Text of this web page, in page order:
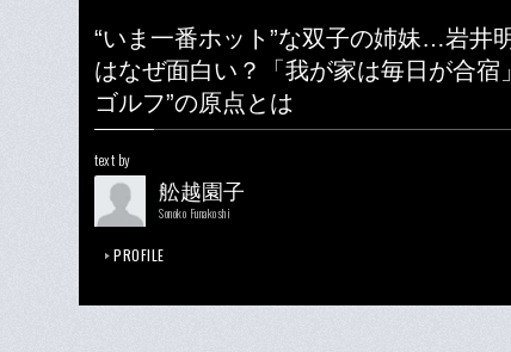
“いま一番ホット”な双子の姉妹…岩井
はなぜ面白い？「我が家は毎日が合宿
ゴルフ”の原点とは
text by
舩越園子
Sonoko Funakoshi
PROFILE